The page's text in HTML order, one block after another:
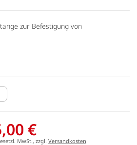
zur Befestigung von
€
MwSt., zzgl. Versandkosten